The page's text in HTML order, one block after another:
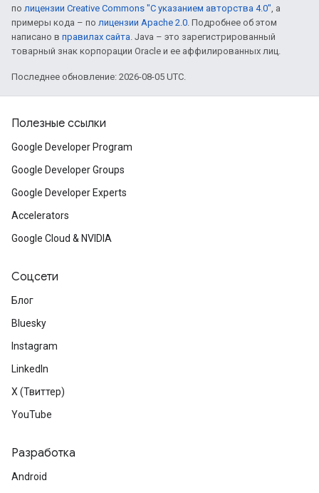
по лицензии Creative Commons "С указанием авторства 4.0", а
примеры кода – по лицензии Apache 2.0. Подробнее об этом
написано в правилах сайта. Java – это зарегистрированный
товарный знак корпорации Oracle и ее аффилированных лиц.
Последнее обновление: 2026-08-05 UTC.
Полезные ссылки
Google Developer Program
Google Developer Groups
Google Developer Experts
Accelerators
Google Cloud & NVIDIA
Соцсети
Блог
Bluesky
Instagram
LinkedIn
X (Твиттер)
YouTube
Разработка
Android